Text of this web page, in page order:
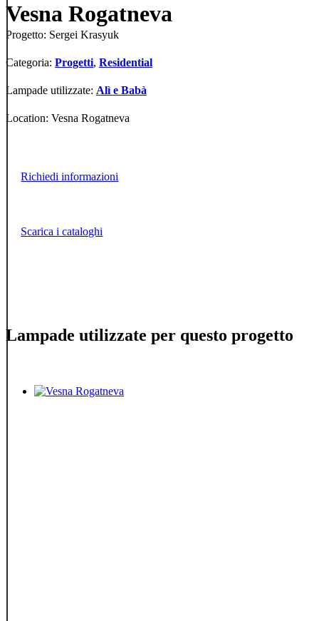
Vesna Rogatneva
Progetto: Sergei Krasyuk
Categoria: Progetti, Residential
Lampade utilizzate: Alì e Babà
Location: Vesna Rogatneva
Richiedi informazioni
Scarica i cataloghi
Lampade utilizzate per questo progetto